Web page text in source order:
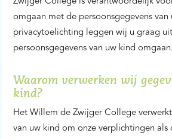
omgaan met de persoonsgegevens van
privacytoelichting leggen wij u graag
persoonsgegevens van uw kind omgaan.
Waarom verwerken wij
kind?
Het Willem de Zwijger College
van uw kind om onze verplichtingen als